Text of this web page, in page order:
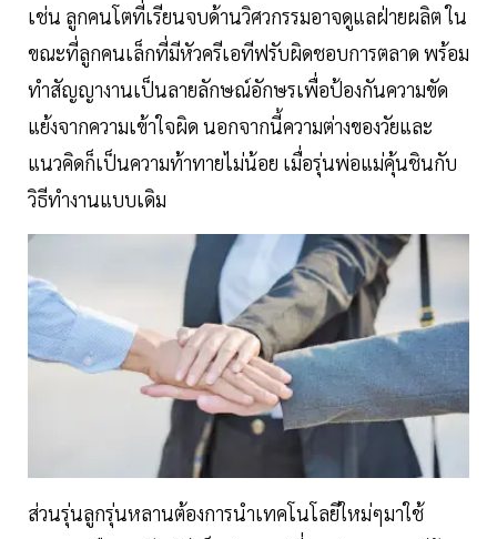
เช่น ลูกคนโตที่เรียนจบด้านวิศวกรรมอาจดูแลฝ่ายผลิต ใน
ขณะที่ลูกคนเล็กที่มีหัวครีเอทีฟรับผิดชอบการตลาด พร้อม
ทำสัญญางานเป็นลายลักษณ์อักษรเพื่อป้องกันความขัด
แย้งจากความเข้าใจผิด นอกจากนี้ความต่างของวัยและ
แนวคิดก็เป็นความท้าทายไม่น้อย เมื่อรุ่นพ่อแม่คุ้นชินกับ
วิธีทำงานแบบเดิม
ส่วนรุ่นลูกรุ่นหลานต้องการนำเทคโนโลยีใหม่ๆมาใช้